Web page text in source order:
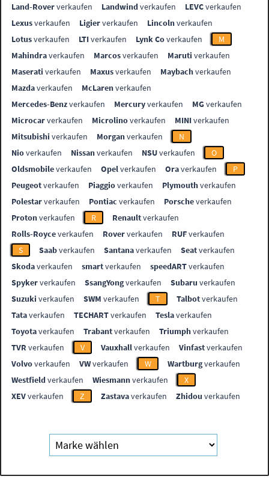
Land-Roververkaufen Landwindverkaufen LEVCverkaufen
Lexusverkaufen Ligierverkaufen Lincolnverkaufen
Lotusverkaufen LTIverkaufen Lynk Coverkaufen
M
Mahindraverkaufen Marcosverkaufen Maruti verkaufen
Maserati verkaufen Maxusverkaufen Maybachverkaufen
Mazdaverkaufen McLarenverkaufen
Mercedes-Benzverkaufen Mercuryverkaufen MGverkaufen
Microcarverkaufen Microlinoverkaufen MINIverkaufen
Mitsubishi verkaufen Morganverkaufen
N
Nioverkaufen Nissanverkaufen NSUverkaufen
O
Oldsmobileverkaufen Opelverkaufen Oraverkaufen
P
Peugeotverkaufen Piaggioverkaufen Plymouthverkaufen
Polestarverkaufen Pontiac verkaufen Porscheverkaufen
Protonverkaufen R Renaultverkaufen
Rolls-Royceverkaufen Roververkaufen RUFverkaufen
S
Saabverkaufen Santanaverkaufen Seatverkaufen
Skodaverkaufen smartverkaufen speedARTverkaufen
Spykerverkaufen SsangYongverkaufen Subaru verkaufen
Suzuki verkaufen SWM verkaufen T Talbotverkaufen
Tataverkaufen TECHARTverkaufen Teslaverkaufen
Toyotaverkaufen Trabantverkaufen Triumphverkaufen
TVR verkaufen V Vauxhallverkaufen Vinfastverkaufen
Volvoverkaufen VWverkaufen W Wartburgverkaufen
Westfieldverkaufen Wiesmannverkaufen
X
XEVverkaufen Z Zastavaverkaufen Zhidou verkaufen